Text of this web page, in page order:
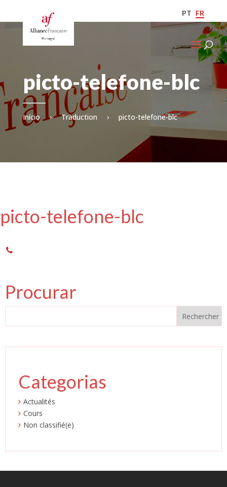
PT FR
picto-telefone-blc
Início › Traduction › picto-telefone-blc
picto-telefone-blc
Procurar
Categorias
Actualités
Cours
Non classifié(e)